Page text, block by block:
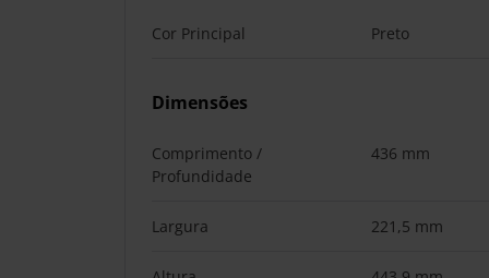
Cor Principal Preto
Dimensões
Comprimento /
Profundidade
436 mm
Largura 221,5 mm